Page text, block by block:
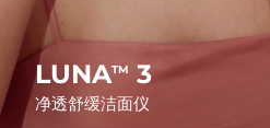
LUNATM 3
净透舒缓洁面仪
特别优惠
澳大利亚
法国
德国